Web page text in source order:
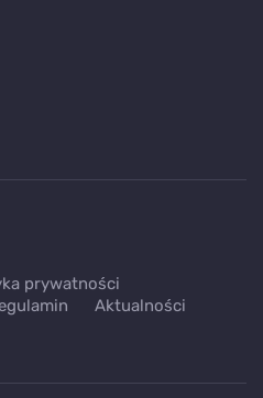
prywatności
Aktualności